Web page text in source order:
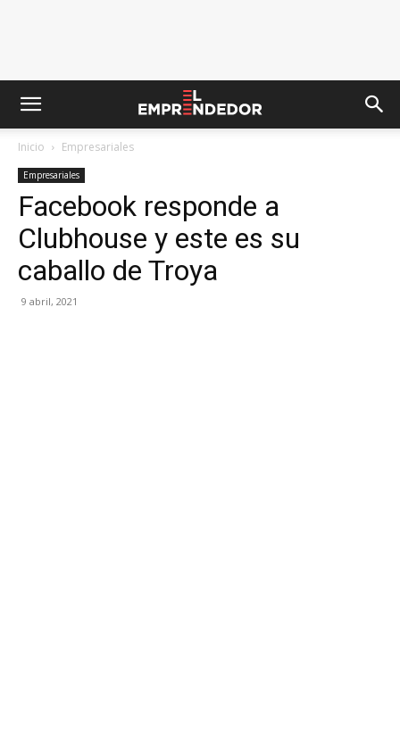
Inicio Empresariales
Empresariales
Facebook responde a
Clubhouse y este es su
caballo de Troya
9 abril, 2021